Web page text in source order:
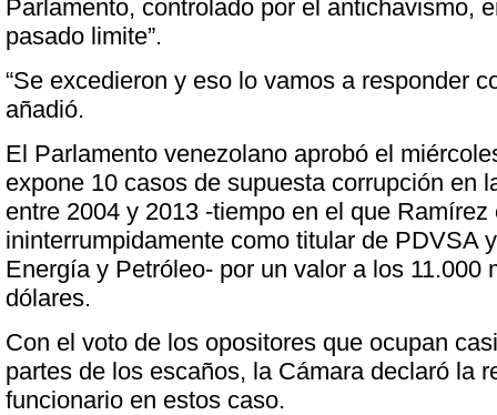
Parlamento, controlado por el antichavismo,
pasado limite”.
“Se excedieron y eso lo vamos a responder
añadió.
El Parlamento venezolano aprobó el
expone 10 casos de supuesta corrupción en
entre 2004 y 2013 -tiempo en el que Ramírez
ininterrumpidamente como titular de PDVSA
Energía y Petróleo- por un valor a los 11.000
dólares.
Con el voto de los opositores que ocupan
partes de los escaños, la Cámara declaró la
funcionario en estos caso.